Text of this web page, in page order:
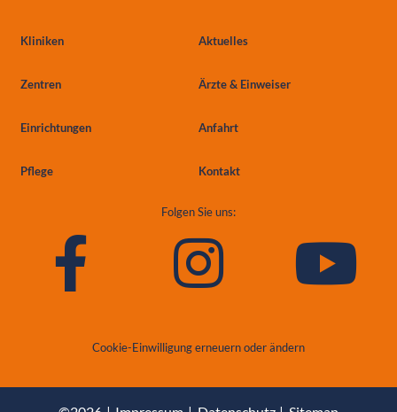
Kliniken Aktuelles
Zentren Ärzte & Einweiser
Einrichtungen Anfahrt
Pflege Kontakt
Folgen Sie uns:
Cookie-Einwilligung erneuern oder ändern